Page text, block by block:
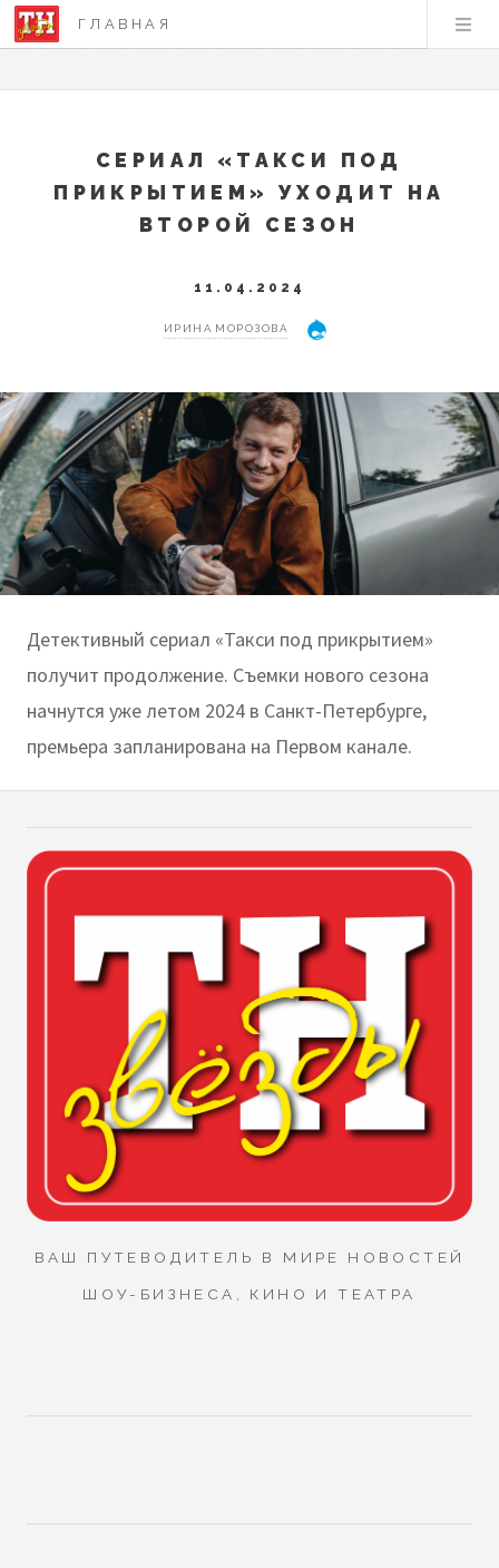
ГЛАВНАЯ
СЕРИАЛ «ТАКСИ ПОД
ПРИКРЫТИЕМ» УХОДИТ НА
ВТОРОЙ СЕЗОН
11.04.2024
ИРИНА МОРОЗОВА
Детективный сериал «Такси под прикрытием»
получит продолжение. Съемки нового сезона
начнутся уже летом 2024 в Санкт-Петербурге,
премьера запланирована на Первом канале.
ВАШ ПУТЕВОДИТЕЛЬ В МИРЕ НОВОСТЕЙ
ШОУ-БИЗНЕСА, КИНО И ТЕАТРА